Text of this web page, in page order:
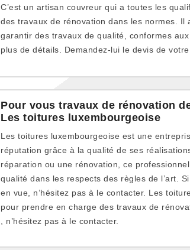
C’est un artisan couvreur qui a toutes les
des travaux de rénovation dans les normes.
garantir des travaux de qualité, conformes
plus de détails. Demandez-lui le devis de
Pour vous travaux de rénovation
Les toitures luxembourgeoise
Les toitures luxembourgeoise est une
réputation grâce à la qualité de ses
réparation ou une rénovation, ce
qualité dans les respects des règles de l’art.
en vue, n’hésitez pas à le contacter. Les
pour prendre en charge des travaux de
, n’hésitez pas à le contacter.